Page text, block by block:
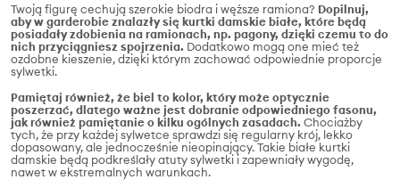
Twoją figurę cechują szerokie biodra i węższe ramiona? Dopilnuj,
aby w garderobie znalazły się kurtki damskie białe, które będą
posiadały zdobienia na ramionach, np. pagony, dzięki czemu to do
nich przyciągniesz spojrzenia. Dodatkowo mogą one mieć też
ozdobne kieszenie, dzięki którym zachować odpowiednie proporcje
sylwetki.
Pamiętaj również, że biel to kolor, który może optycznie
poszerzać, dlatego ważne jest dobranie odpowiedniego fasonu,
jak również pamiętanie o kilku ogólnych zasadach.Chociażby
tych, że przy każdej sylwetce sprawdzi się regularny krój, lekko
dopasowany, ale jednocześnie nieopinający. Takie białe kurtki
damskie będą podkreślały atuty sylwetki i zapewniały wygodę,
nawet w ekstremalnych warunkach.